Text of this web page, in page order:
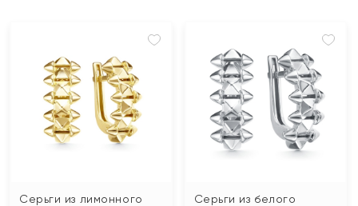
Серьги из лимонного
Серьги из белого